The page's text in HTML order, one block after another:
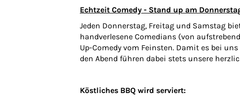
Echtzeit Comedy - Stand up am
Jeden Donnerstag, Freitag und Samstag
handverlesene Comedians (von
Up-Comedy vom Feinsten. Damit es bei
den Abend führen dabei stets unsere
Köstliches BBQ wird serviert: